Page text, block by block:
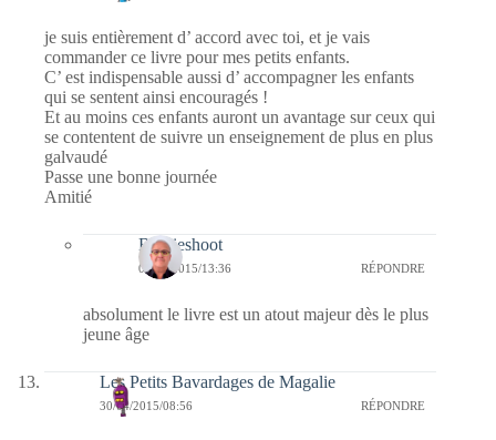
je suis entièrement d’ accord avec toi, et je vais
commander ce livre pour mes petits enfants.
C’ est indispensable aussi d’ accompagner les enfants
qui se sentent ainsi encouragés !
Et au moins ces enfants auront un avantage sur ceux qui
se contentent de suivre un enseignement de plus en plus
galvaudé
Passe une bonne journée
Amitié
Bernieshoot
05/05/2015/13:36 RÉPONDRE
absolument le livre est un atout majeur dès le plus
jeune âge
Les Petits Bavardages de Magalie
30/04/2015/08:56 RÉPONDRE